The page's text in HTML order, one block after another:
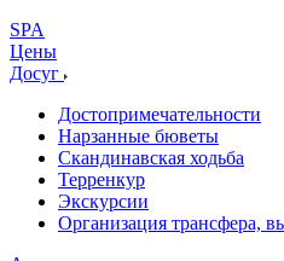
SPA
Цены
Досуг
Достопримечательности
Нарзанные бюветы
Скандинавская ходьба
Терренкур
Экскурсии
Организация трансфера,